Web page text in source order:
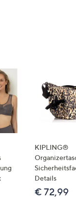
KIPLING®
Details
€ 72,99